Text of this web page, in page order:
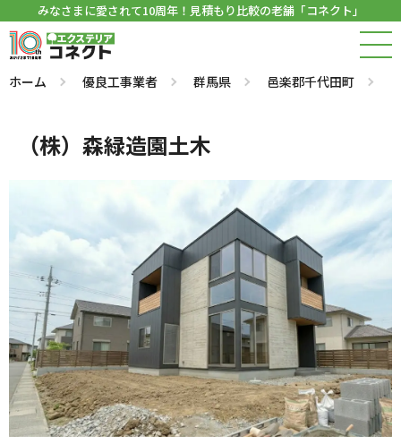
みなさまに愛されて10周年！見積もり比較の老舗「コネクト」
ホーム 優良工事業者 群馬県 邑楽郡千代田町
（株）森緑造園土木